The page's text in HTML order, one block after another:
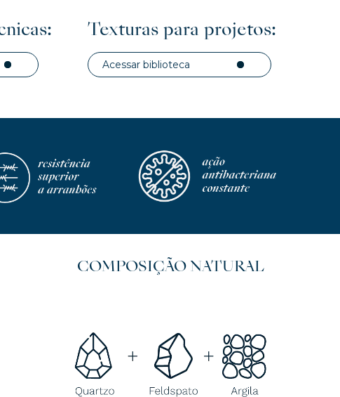
Texturas para projetos:
Acessar biblioteca
COMPOSIÇÃO NATURAL